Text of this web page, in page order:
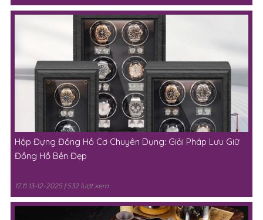
Hộp Đựng Đồng Hồ Cơ Chuyên Dụng: Giải Pháp Lưu Giữ
Đồng Hồ Bền Đẹp
17:11 13-12-2025 | 532 lượt xem